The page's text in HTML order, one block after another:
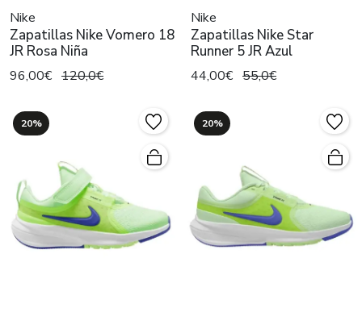
Nike
Zapatillas Nike Vomero 18
JR Rosa Niña
96,00€ 120,0€
Nike
Zapatillas Nike Star
Runner 5 JR Azul
44,00€ 55,0€
20% 20%